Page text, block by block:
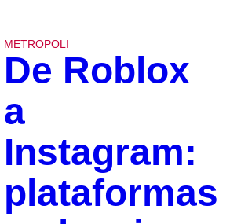
METROPOLI
De Roblox
a
Instagram:
plataformas